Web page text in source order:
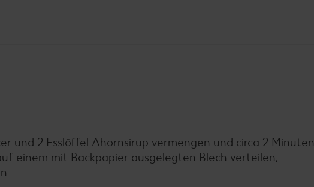
und 2 Esslöffel Ahornsirup vermengen und circa 2 Minuten
einem mit Backpapier ausgelegten Blech verteilen,